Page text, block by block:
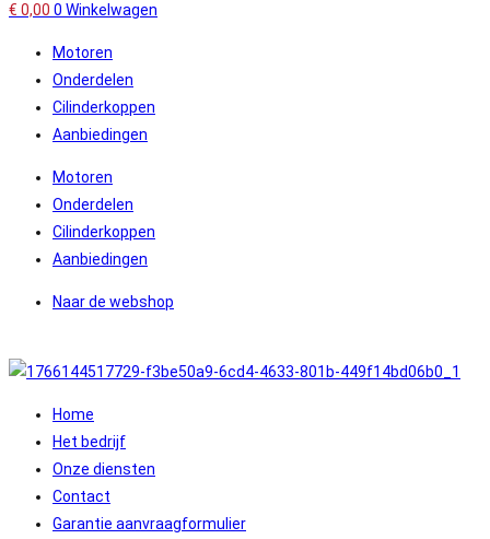
€ 0,00 0 Winkelwagen
Motoren
Onderdelen
Cilinderkoppen
Aanbiedingen
Motoren
Onderdelen
Cilinderkoppen
Aanbiedingen
Naar de webshop
Home
Het bedrijf
Onze diensten
Contact
Garantie aanvraagformulier